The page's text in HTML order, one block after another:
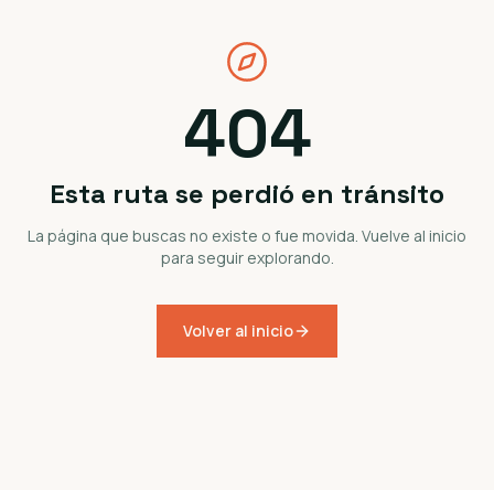
404
Esta ruta se perdió en tránsito
La página que buscas no existe o fue movida. Vuelve al inicio
para seguir explorando.
Volver al inicio